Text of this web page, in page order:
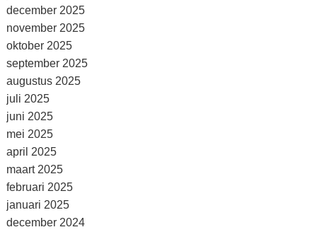
december 2025
november 2025
oktober 2025
september 2025
augustus 2025
juli 2025
juni 2025
mei 2025
april 2025
maart 2025
februari 2025
januari 2025
december 2024